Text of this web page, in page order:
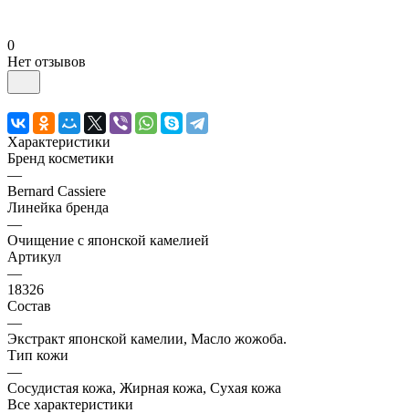
0
Нет отзывов
Характеристики
Бренд косметики
—
Bernard Cassiere
Линейка бренда
—
Очищение с японской камелией
Артикул
—
18326
Состав
—
Экстракт японской камелии, Масло жожоба.
Тип кожи
—
Сосудистая кожа, Жирная кожа, Сухая кожа
Все характеристики